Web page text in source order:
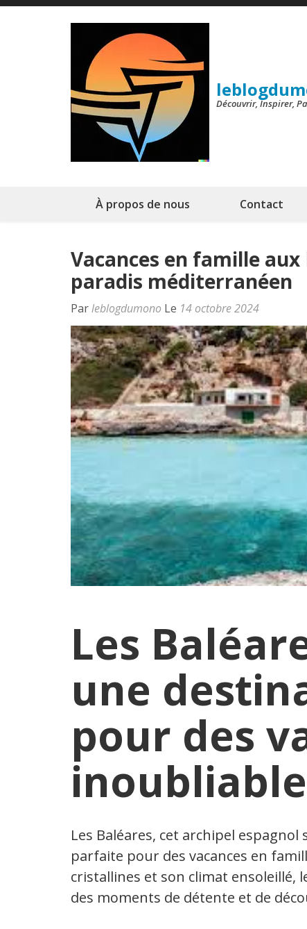
Aller
Découvrir, Inspirer,
À propos de nous Contact
Vacances en famille
paradis méditerranéen
Parleblogdumono Le 14 octobre 2024
Les
une
pour des
Les Baléares, cet archipel
parfaite pour des vacances en
cristallines et son climat ensoleillé,
des moments de détente et de